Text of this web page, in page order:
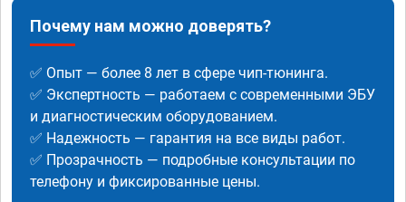
Почему нам можно доверять?
✅ Опыт — более 8 лет в сфере чип-тюнинга.
✅ Экспертность — работаем с современными ЭБУ
и диагностическим оборудованием.
✅ Надежность — гарантия на все виды работ.
✅ Прозрачность — подробные консультации по
телефону и фиксированные цены.